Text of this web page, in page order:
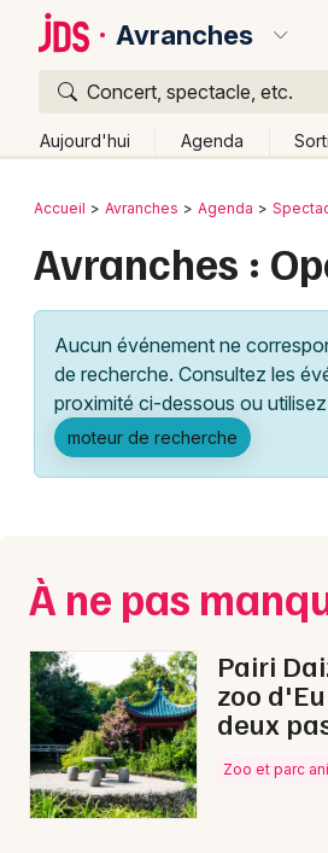
Avranches
Concert, spectacle, etc.
Aujourd'hui Agenda
Publier un événement
Grands événements
Activité & Expérience
Manifestations
Spectacles
Concerts
Sports
Soirées
Sorties famille
Bordeaux
Lille
Lyon
Marseille
Nantes
Nice
Paris
Strasbourg
Toulouse
Retour
Accueil Avranches Agenda
Avranches :
Aucun événement ne
de recherche. Consultez les
proximité ci-dessous ou
moteur de recherche
À ne pas
Pairi
zoo
deux
Zoo et parc
Quoi ?
Où ?
Basse-Normandie
Partout
Près
Quand ?